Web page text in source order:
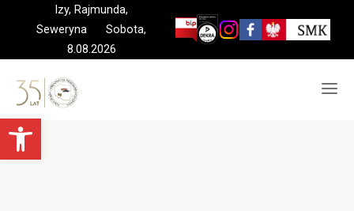
Otwórz pasek narzędzi
Izy, Rajmunda,
Seweryna Sobota,
8.08.2026